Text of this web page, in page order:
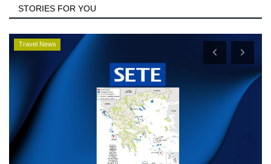
STORIES FOR YOU
Travel News